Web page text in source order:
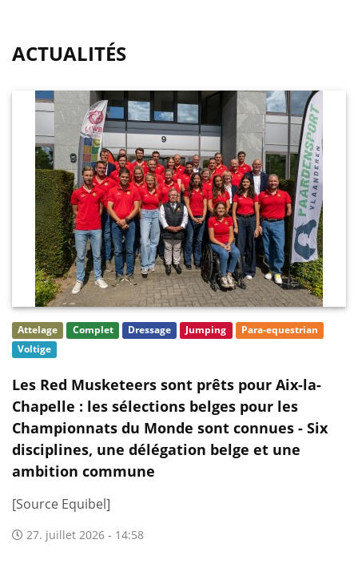
ACTUALITÉS
Attelage Complet Dressage Jumping
Para-equestrian
Voltige
Les Red Musketeers sont prêts pour Aix-la-
Chapelle : les sélections belges pour les
Championnats du Monde sont connues - Six
disciplines, une délégation belge et une
ambition commune
[Source Equibel]
27. juillet 2026 - 14:58